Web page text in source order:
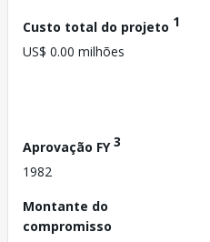
Custo total do projeto 1
US$ 0.00 milhões
Aprovação FY3
1982
Montante do
compromisso